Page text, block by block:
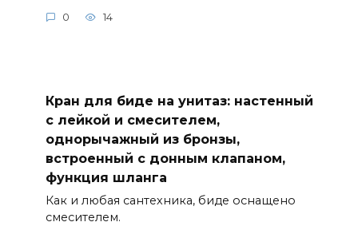
0 14
Кран для биде на унитаз: настенный
с лейкой и смесителем,
однорычажный из бронзы,
встроенный с донным клапаном,
функция шланга
Как и любая сантехника, биде оснащено
смесителем.